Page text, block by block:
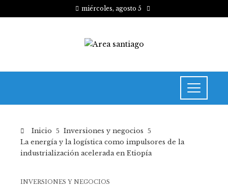
miércoles, agosto 5
Inicio
Inversiones y negocios
La energía y la logística como impulsores de la
industrialización acelerada en Etiopía
INVERSIONES Y NEGOCIOS